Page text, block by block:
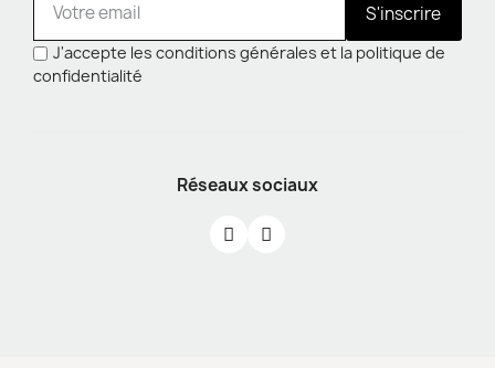
S'inscrire
J'accepte les conditions générales et la politique de
confidentialité
Réseaux sociaux